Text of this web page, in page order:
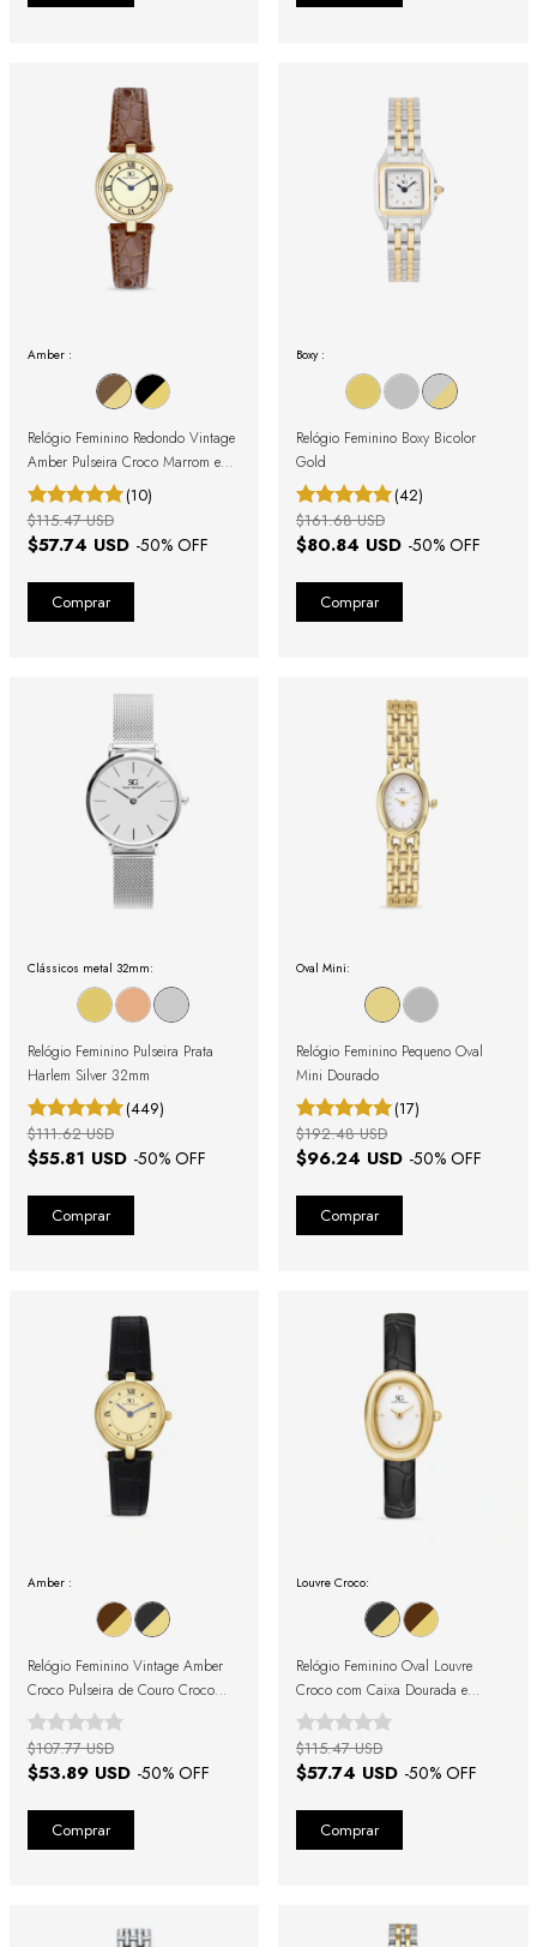
Amber :
Relógio Feminino Redondo Vintage
Amber Pulseira Croco Marrom e
Caixa Dourada com Números
Romanos
(10)
$57.74 USD -50% OFF
$115.47 USD
Boxy :
Relógio Feminino Boxy Bicolor
Gold
(42)
$80.84 USD -50% OFF
$161.68 USD
Clássicos metal 32mm:
Relógio Feminino Pulseira Prata
Harlem Silver 32mm
(449)
$55.81 USD -50% OFF
$111.62 USD
Oval Mini:
Relógio Feminino Pequeno Oval
Mini Dourado
(17)
$96.24 USD -50% OFF
$192.48 USD
Amber :
Relógio Feminino Vintage Amber
Croco Pulseira de Couro Croco
Preto e Caixa Dourada com
Números Romanos
$53.89 USD -50% OFF
$107.77 USD
Louvre Croco:
Relógio Feminino Oval Louvre
Croco com Caixa Dourada e
Pulseira Preta
$57.74 USD -50% OFF
$115.47 USD